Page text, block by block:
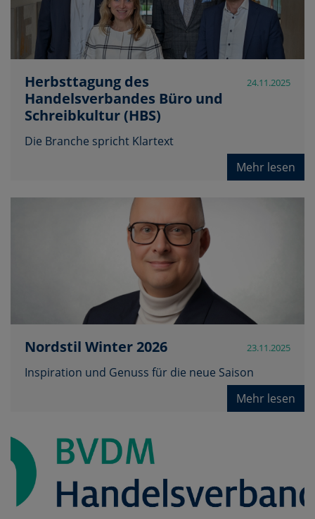
24.11.2025
Herbsttagung des
Handelsverbandes Büro und
Schreibkultur (HBS)
Die Branche spricht Klartext
Mehr lesen
23.11.2025
Nordstil Winter 2026
Inspiration und Genuss für die neue Saison
Mehr lesen